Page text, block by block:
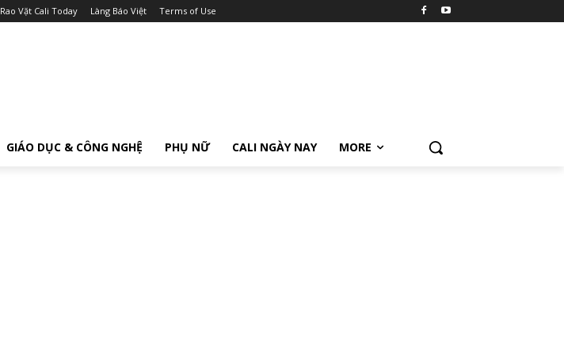
Rao Vặt Cali Today Làng Báo Việt Terms of Use
GIÁO DỤC & CÔNG NGHỆ PHỤ NỮ CALI NGÀY NAY MORE